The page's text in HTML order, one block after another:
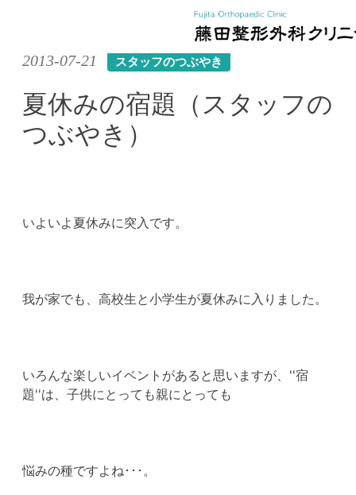
2013-07-21 スタッフのつぶやき
夏休みの宿題（スタッフの
つぶやき）
いよいよ夏休みに突入です。
我が家でも、高校生と小学生が夏休みに入りました。
いろんな楽しいイベントがあると思いますが、''宿
題''は、子供にとっても親にとっても
悩みの種ですよね･･･。